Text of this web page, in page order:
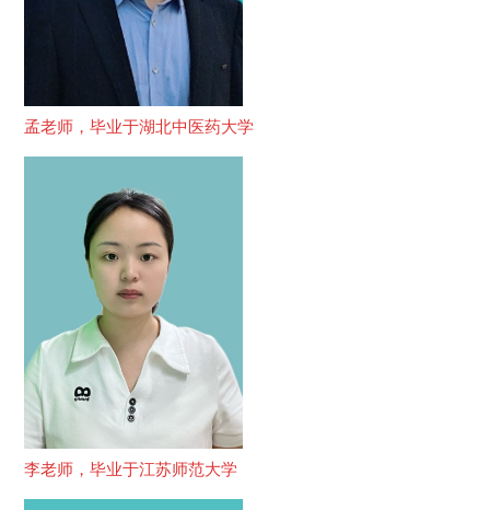
孟老师，毕业于湖北中医药大学
李老师，毕业于江苏师范大学